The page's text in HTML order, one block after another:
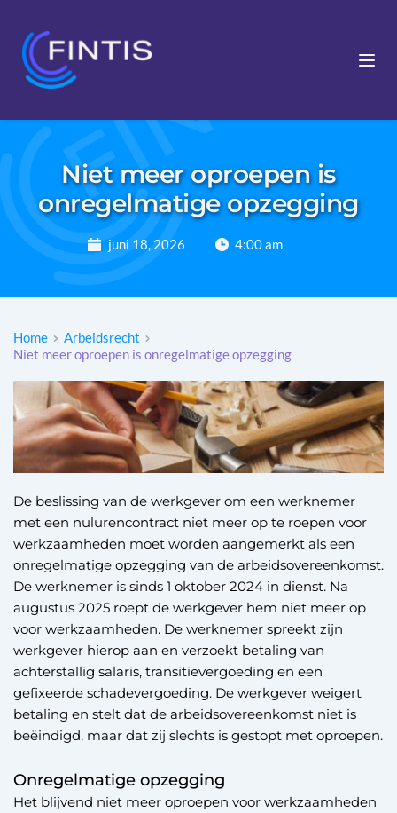
Niet meer oproepen is
onregelmatige opzegging
juni 18, 2026 4:00 am
Home
Arbeidsrecht
Niet meer oproepen is onregelmatige opzegging
De beslissing van de werkgever om een werknemer
met een nulurencontract niet meer op te roepen voor
werkzaamheden moet worden aangemerkt als een
onregelmatige opzegging van de arbeidsovereenkomst.
De werknemer is sinds 1 oktober 2024 in dienst. Na
augustus 2025 roept de werkgever hem niet meer op
voor werkzaamheden. De werknemer spreekt zijn
werkgever hierop aan en verzoekt betaling van
achterstallig salaris, transitievergoeding en een
gefixeerde schadevergoeding. De werkgever weigert
betaling en stelt dat de arbeidsovereenkomst niet is
beëindigd, maar dat zij slechts is gestopt met oproepen.
Onregelmatige opzegging
Het blijvend niet meer oproepen voor werkzaamheden